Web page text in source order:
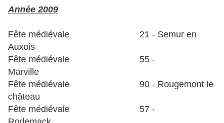
Année 2009
Fête médiévale 21 - Semur en
Auxois
Fête médiévale
55 -
Marville
Fête médiévale 90 - Rougemont le
château
Fête médiévale 57 -